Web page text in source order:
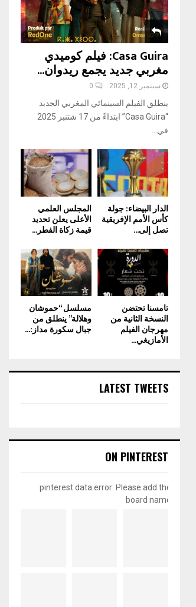
Casa Guira: فيلم كوميدي
مغربي جديد يجمع ريدوان...
سبتمبر 12, 2025 0
ينطلق الفيلم السينمائي المغربي الجديد
“Casa Guira” ابتداءً من 17 شتنبر 2025
في...
المجلس العلمي
الأعلى يعلن تحديد
قيمة زكاة الفطر...
الدار البيضاء: جولة
كأس الأمم الإفريقية
تصل إلى...
مسلسل “حموشان
وهلالة” ينطلق من
جبال سكورة مداز:...
تامسنا تحتضن
النسخة الثانية من
مهرجان الفيلم
الأمازيغي...
LATEST TWEETS
ON PINTEREST
pinterest data error: Please add the
board name